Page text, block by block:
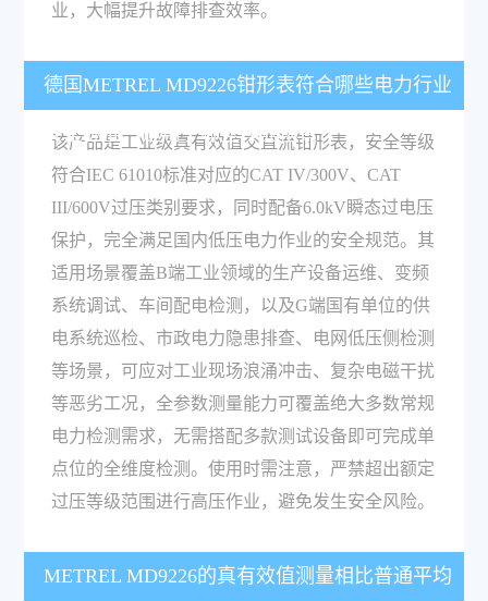
业，大幅提升故障排查效率。
德国METREL MD9226钳形表符合哪些电力行业
安全标准，适用于哪些作业场景？
该产品是工业级真有效值交直流钳形表，安全等级
符合IEC 61010标准对应的CAT IV/300V、CAT
III/600V过压类别要求，同时配备6.0kV瞬态过电压
保护，完全满足国内低压电力作业的安全规范。其
适用场景覆盖B端工业领域的生产设备运维、变频
系统调试、车间配电检测，以及G端国有单位的供
电系统巡检、市政电力隐患排查、电网低压侧检测
等场景，可应对工业现场浪涌冲击、复杂电磁干扰
等恶劣工况，全参数测量能力可覆盖绝大多数常规
电力检测需求，无需搭配多款测试设备即可完成单
点位的全维度检测。使用时需注意，严禁超出额定
过压等级范围进行高压作业，避免发生安全风险。
METREL MD9226的真有效值测量相比普通平均